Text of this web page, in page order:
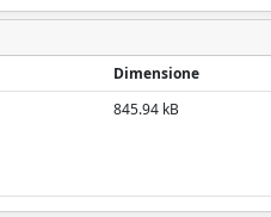
Dimensione
845.94 kB